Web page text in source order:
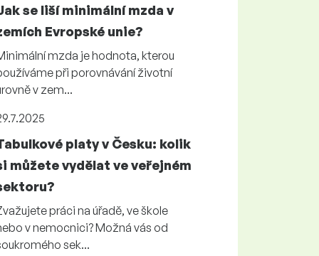
se liší minimální mzda v
Evropské unie?
mzda je hodnota, kterou
při porovnávání životní
v zem...
platy v Česku: kolik
můžete vydělat ve veřejném
práci na úřadě, ve škole
v nemocnici? Možná vás od
sek...